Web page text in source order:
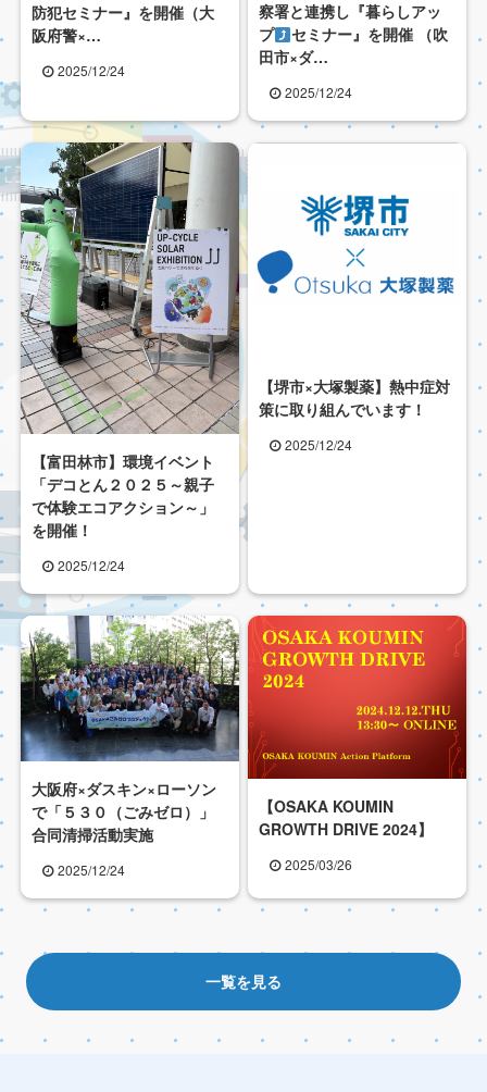
防犯セミナー』を開催（大
阪府警×…
2025/12/24
察署と連携し『暮らしアッ
プ
セミナー』を開催 （吹
田市×ダ…
2025/12/24
【富田林市】環境イベント
「デコとん２０２５～親子
で体験エコアクション～」
を開催！
2025/12/24
【堺市×大塚製薬】熱中症対
策に取り組んでいます！
2025/12/24
大阪府×ダスキン×ローソン
で「５３０（ごみゼロ）」
合同清掃活動実施
2025/12/24
【OSAKA KOUMIN
GROWTH DRIVE 2024】
2025/03/26
一覧を見る